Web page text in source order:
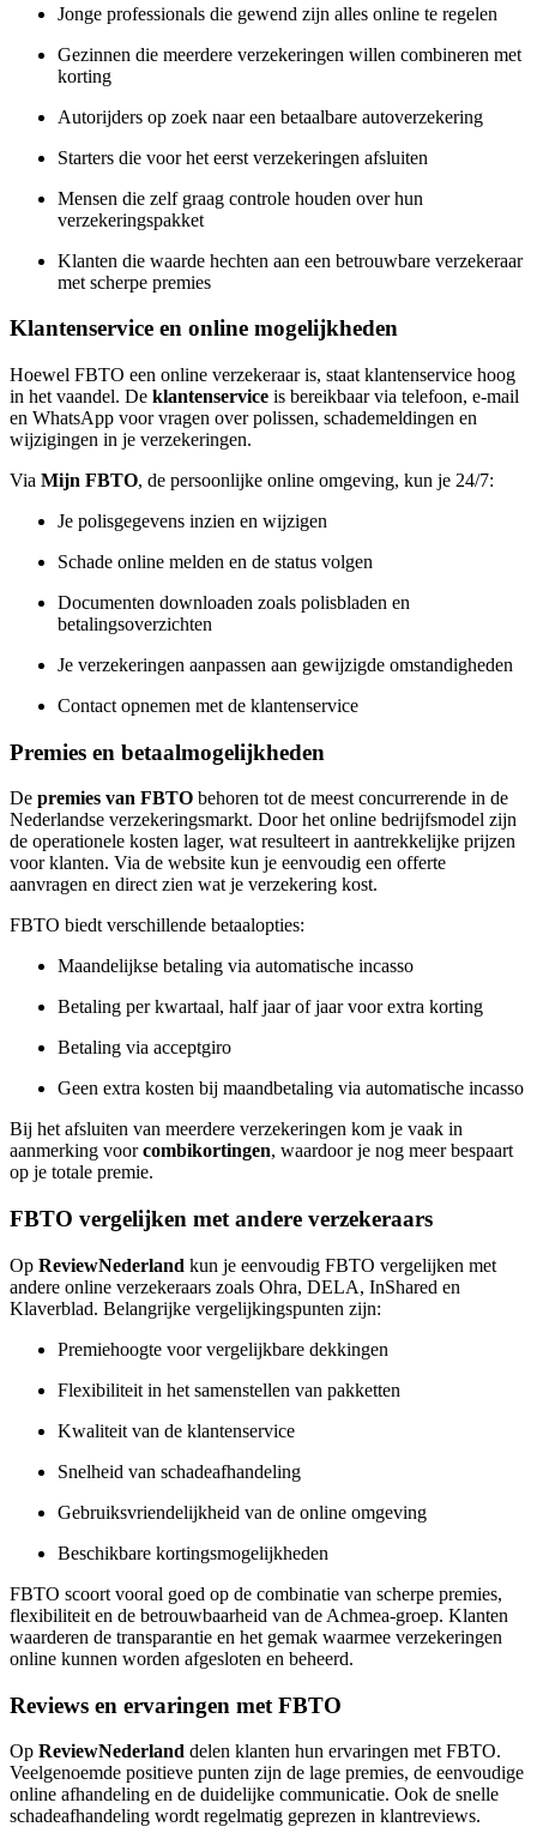
Jonge professionals die gewend zijn alles online te regelen
Gezinnen die meerdere verzekeringen willen combineren met
korting
Autorijders op zoek naar een betaalbare autoverzekering
Starters die voor het eerst verzekeringen afsluiten
Mensen die zelf graag controle houden over hun
verzekeringspakket
Klanten die waarde hechten aan een betrouwbare verzekeraar
met scherpe premies
Klantenservice en online mogelijkheden
Hoewel FBTO een online verzekeraar is, staat klantenservice hoog
in het vaandel. De klantenservice is bereikbaar via telefoon, e-mail
en WhatsApp voor vragen over polissen, schademeldingen en
wijzigingen in je verzekeringen.
Via Mijn FBTO, de persoonlijke online omgeving, kun je 24/7:
Je polisgegevens inzien en wijzigen
Schade online melden en de status volgen
Documenten downloaden zoals polisbladen en
betalingsoverzichten
Je verzekeringen aanpassen aan gewijzigde omstandigheden
Contact opnemen met de klantenservice
Premies en betaalmogelijkheden
De premies van FBTO behoren tot de meest concurrerende in de
Nederlandse verzekeringsmarkt. Door het online bedrijfsmodel zijn
de operationele kosten lager, wat resulteert in aantrekkelijke prijzen
voor klanten. Via de website kun je eenvoudig een offerte
aanvragen en direct zien wat je verzekering kost.
FBTO biedt verschillende betaalopties:
Maandelijkse betaling via automatische incasso
Betaling per kwartaal, half jaar of jaar voor extra korting
Betaling via acceptgiro
Geen extra kosten bij maandbetaling via automatische incasso
Bij het afsluiten van meerdere verzekeringen kom je vaak in
aanmerking voorcombikortingen, waardoor je nog meer bespaart
op je totale premie.
FBTO vergelijken met andere verzekeraars
Op ReviewNederland kun je eenvoudig FBTO vergelijken met
andere online verzekeraars zoals Ohra, DELA, InShared en
Klaverblad. Belangrijke vergelijkingspunten zijn:
Premiehoogte voor vergelijkbare dekkingen
Flexibiliteit in het samenstellen van pakketten
Kwaliteit van de klantenservice
Snelheid van schadeafhandeling
Gebruiksvriendelijkheid van de online omgeving
Beschikbare kortingsmogelijkheden
FBTO scoort vooral goed op de combinatie van scherpe premies,
flexibiliteit en de betrouwbaarheid van de Achmea-groep. Klanten
waarderen de transparantie en het gemak waarmee verzekeringen
online kunnen worden afgesloten en beheerd.
Reviews en ervaringen met FBTO
Op ReviewNederland delen klanten hun ervaringen met FBTO.
Veelgenoemde positieve punten zijn de lage premies, de eenvoudige
online afhandeling en de duidelijke communicatie. Ook de snelle
schadeafhandeling wordt regelmatig geprezen in klantreviews.